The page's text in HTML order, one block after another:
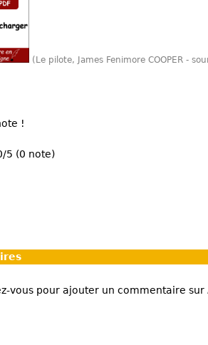
(Le pilote, James Fenimore COOPER -
!
5 (0 note)
vous pour ajouter un commentaire sur